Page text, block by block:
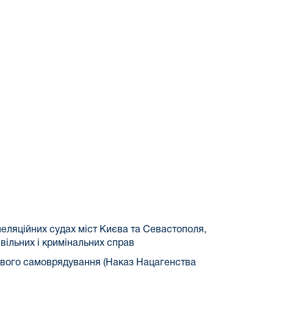
судах міст Києва та Севастополя,
і кримінальних справ
самоврядування (Наказ Нацагенства